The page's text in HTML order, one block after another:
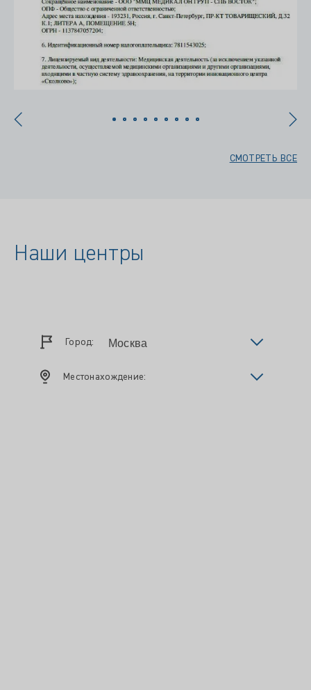
СМОТРЕТЬ ВСЕ
Наши центры
Город:
Местонахождение: